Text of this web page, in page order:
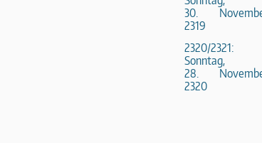
30.
2319
2320/2321:
Sonntag,
28.
2320